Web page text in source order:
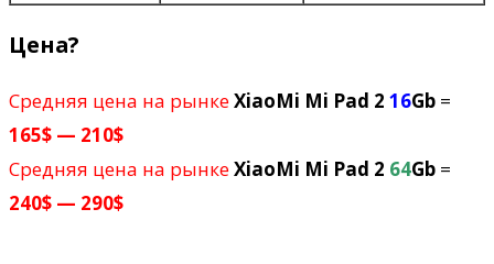
Цена?
Средняя цена на рынкеXiaoMi Mi Pad 2 16Gb =
165$ — 210$
Средняя цена на рынкеXiaoMi Mi Pad 2 64Gb =
240$ — 290$